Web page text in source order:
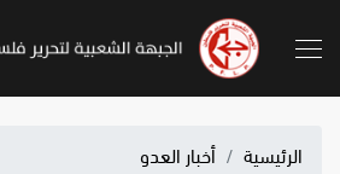
الرئيسية أخبار العدو